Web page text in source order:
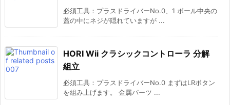
必須工具：プラスドライバーNo.0、1 ボール中央の
蓋の中にネジが隠れていますが ...
HORI Wii クラシックコントローラ 分解
組立
必須工具：プラスドライバーNo.0 まずはLRボタン
を組み上げます。 金属パーツ ...